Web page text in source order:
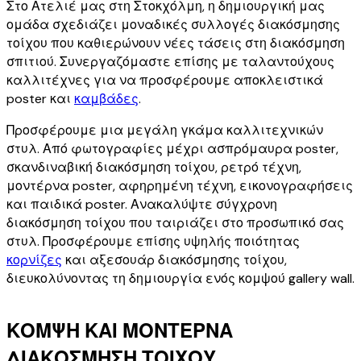
εργάζονται για να δημιουργήσουν την όμορφη
τέχνη που είναι μοναδική για τη Desenio.
Στο Ατελιέ μας στη Στοκχόλμη, η δημιουργική μας
ομάδα σχεδιάζει μοναδικές συλλογές διακόσμησης
τοίχου που καθιερώνουν νέες τάσεις στη διακόσμηση
σπιτιού. Συνεργαζόμαστε επίσης με ταλαντούχους
καλλιτέχνες για να προσφέρουμε αποκλειστικά
poster και καμβάδες.
Προσφέρουμε μια μεγάλη γκάμα καλλιτεχνικών
στυλ. Από φωτογραφίες μέχρι ασπρόμαυρα poster,
σκανδιναβική διακόσμηση τοίχου, ρετρό τέχνη,
μοντέρνα poster, αφηρημένη τέχνη, εικονογραφήσεις
και παιδικά poster. Ανακαλύψτε σύγχρονη
διακόσμηση τοίχου που ταιριάζει στο προσωπικό σας
στυλ. Προσφέρουμε επίσης υψηλής ποιότητας
κορνίζες και αξεσουάρ διακόσμησης τοίχου,
διευκολύνοντας τη δημιουργία ενός κομψού gallery wall.
ΚΟΜΨΗ ΚΑΙ ΜΟΝΤΕΡΝΑ